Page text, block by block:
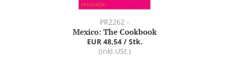
PR2262 -
Mexico: The Cookbook
EUR 48,54 / Stk.
(inkl.USt.)